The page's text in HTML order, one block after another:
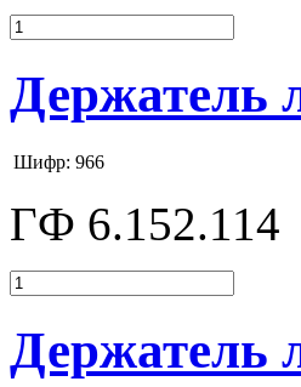
Держатель
Шифр: 966
ГФ 6.152.114
Держатель